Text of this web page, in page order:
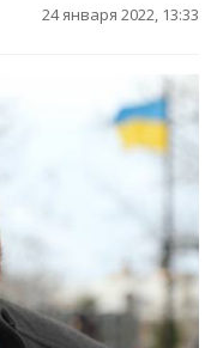
24 января 2022, 13:33